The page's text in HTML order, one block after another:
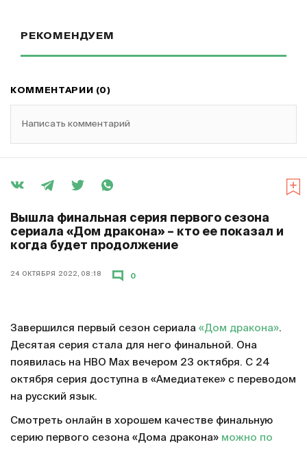
РЕКОМЕНДУЕМ
КОММЕНТАРИИ (0)
Написать комментарий
Вышла финальная серия первого сезона
сериала «Дом дракона» – кто ее показал и
когда будет продолжение
24 ОКТЯБРЯ 2022, 08:18 0
Завершился первый сезон сериала «Дом дракона».
Десятая серия стала для него финальной. Она
появилась на HBO Max вечером 23 октября. С 24
октября серия доступна в «Амедиатеке» с переводом
на русский язык.
Смотреть онлайн в хорошем качестве финальную
серию первого сезона «Дома дракона» можно по